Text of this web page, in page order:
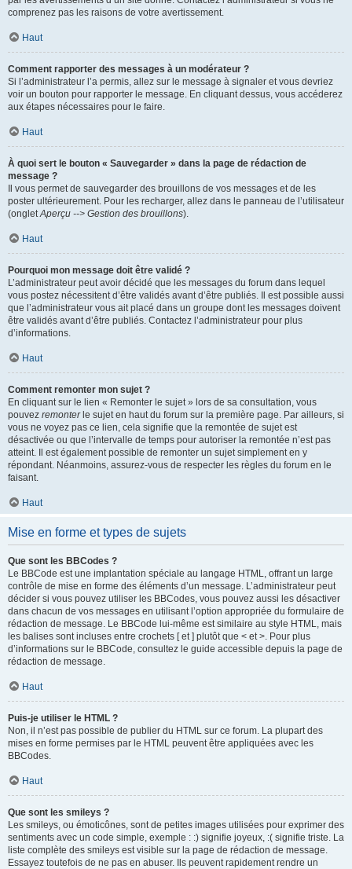
comprenez pas les raisons de votre avertissement.
Haut
Comment rapporter des messages à un modérateur ?
Si l’administrateur l’a permis, allez sur le message à signaler et vous devriez
voir un bouton pour rapporter le message. En cliquant dessus, vous accéderez
aux étapes nécessaires pour le faire.
Haut
À quoi sert le bouton « Sauvegarder » dans la page de rédaction de
message ?
Il vous permet de sauvegarder des brouillons de vos messages et de les
poster ultérieurement. Pour les recharger, allez dans le panneau de l’utilisateur
(ongletAperçu --> Gestion des brouillons).
Haut
Pourquoi mon message doit être validé ?
L’administrateur peut avoir décidé que les messages du forum dans lequel
vous postez nécessitent d’être validés avant d’être publiés. Il est possible aussi
que l’administrateur vous ait placé dans un groupe dont les messages doivent
être validés avant d’être publiés. Contactez l’administrateur pour plus
d’informations.
Haut
Comment remonter mon sujet ?
En cliquant sur le lien « Remonter le sujet » lors de sa consultation, vous
pouvez remonterle sujet en haut du forum sur la première page. Par ailleurs, si
vous ne voyez pas ce lien, cela signifie que la remontée de sujet est
désactivée ou que l’intervalle de temps pour autoriser la remontée n’est pas
atteint. Il est également possible de remonter un sujet simplement en y
répondant. Néanmoins, assurez-vous de respecter les règles du forum en le
faisant.
Haut
Mise en forme et types de sujets
Que sont les BBCodes ?
Le BBCode est une implantation spéciale au langage HTML, offrant un large
contrôle de mise en forme des éléments d’un message. L’administrateur peut
décider si vous pouvez utiliser les BBCodes, vous pouvez aussi les désactiver
dans chacun de vos messages en utilisant l’option appropriée du formulaire de
rédaction de message. Le BBCode lui-même est similaire au style HTML, mais
les balises sont incluses entre crochets [ et ] plutôt que < et >. Pour plus
d’informations sur le BBCode, consultez le guide accessible depuis la page de
rédaction de message.
Haut
Puis-je utiliser le HTML ?
Non, il n’est pas possible de publier du HTML sur ce forum. La plupart des
mises en forme permises par le HTML peuvent être appliquées avec les
BBCodes.
Haut
Que sont les smileys ?
Les smileys, ou émoticônes, sont de petites images utilisées pour exprimer des
sentiments avec un code simple, exemple : :) signifie joyeux, :( signifie triste. La
liste complète des smileys est visible sur la page de rédaction de message.
Essayez toutefois de ne pas en abuser. Ils peuvent rapidement rendre un